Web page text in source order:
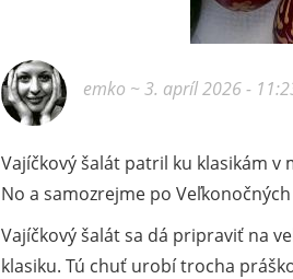
emko ~ 3. apríl 2026 -
Vajíčkový šalát patril ku klasikám v
No a samozrejme po
Vajíčkový šalát sa dá pripraviť na
klasiku. Tú chuť urobí trocha